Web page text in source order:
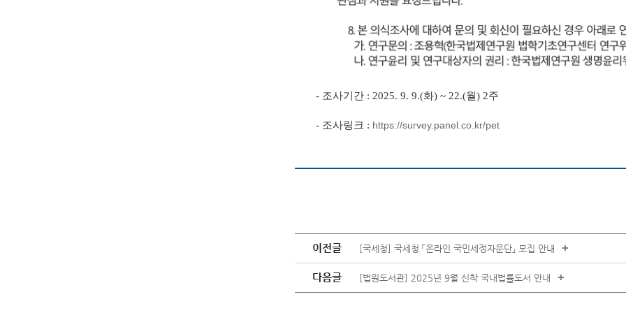
- 조사기간 : 2025. 9. 9.(화) ~ 22.(월) 2주
- 조사링크 : https://survey.panel.co.kr/pet
이전글 [국세청] 국세청 「온라인 국민세정자문단」 모집 안내 +
다음글 [법원도서관] 2025년 9월 신착 국내법률도서 안내 +